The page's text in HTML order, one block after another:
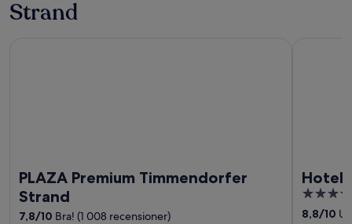
Strand
PLAZA Premium Timmendorfer
Strand
7,8/10 Bra! (1 008 recensioner)
Hotel
4
out
8,8/10